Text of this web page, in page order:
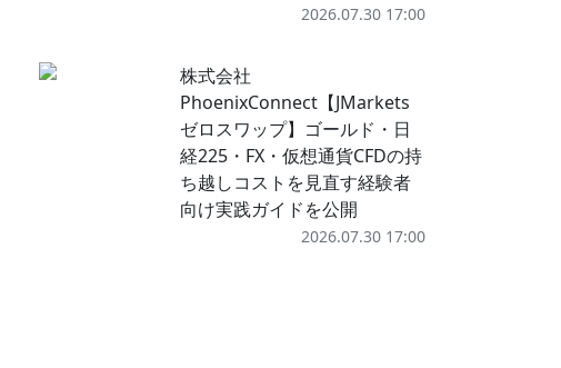
2026.07.30 17:00
株式会社
PhoenixConnect【JMarkets
ゼロスワップ】ゴールド・日
経225・FX・仮想通貨CFDの持
ち越しコストを見直す経験者
向け実践ガイドを公開
2026.07.30 17:00